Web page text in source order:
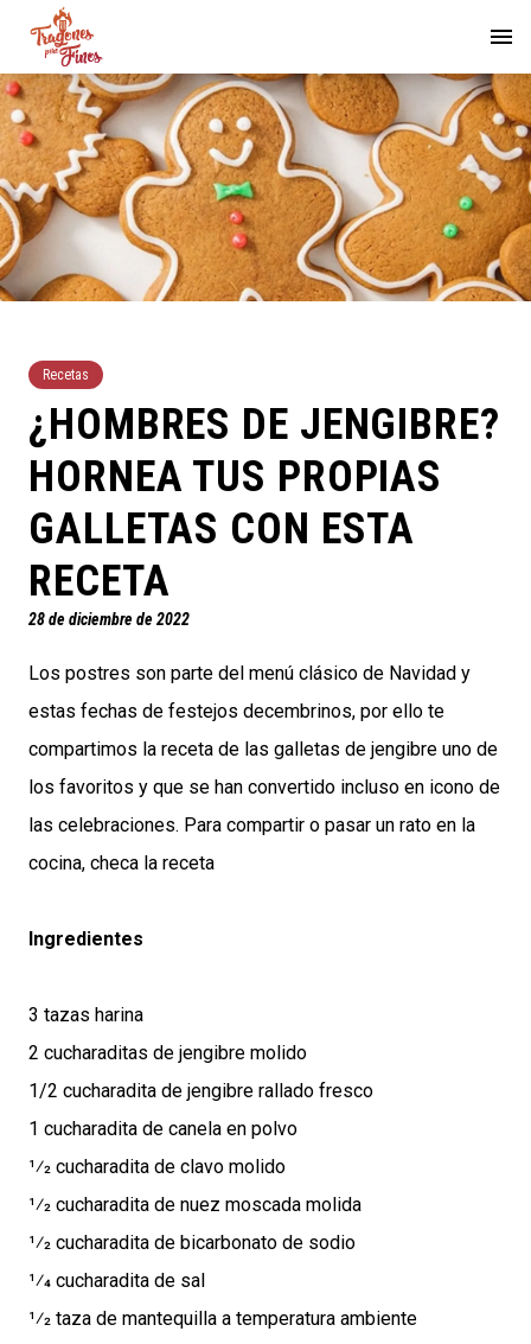
Recetas
¿HOMBRES DE JENGIBRE?
HORNEA TUS PROPIAS
GALLETAS CON ESTA
RECETA
28 de diciembre de 2022
Los postres son parte del menú clásico de Navidad y
estas fechas de festejos decembrinos, por ello te
compartimos la receta de las galletas de jengibre uno de
los favoritos y que se han convertido incluso en icono de
las celebraciones. Para compartir o pasar un rato en la
cocina, checa la receta
Ingredientes
3 tazas harina
2 cucharaditas de jengibre molido
1/2 cucharadita de jengibre rallado fresco
1 cucharadita de canela en polvo
1⁄2 cucharadita de clavo molido
1⁄2 cucharadita de nuez moscada molida
1⁄2 cucharadita de bicarbonato de sodio
1⁄4 cucharadita de sal
1⁄2 taza de mantequilla a temperatura ambiente